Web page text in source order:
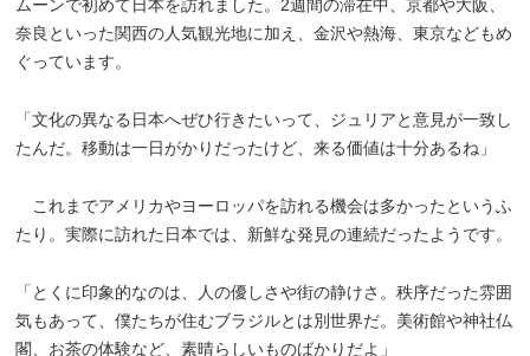
ムーンで初めて日本を訪れました。2週間の滞在中、京都や大阪、
奈良といった関西の人気観光地に加え、金沢や熱海、東京などもめ
ぐっています。
「文化の異なる日本へぜひ行きたいって、ジュリアと意見が一致し
たんだ。移動は一日がかりだったけど、来る価値は十分あるね」
これまでアメリカやヨーロッパを訪れる機会は多かったというふ
たり。実際に訪れた日本では、新鮮な発見の連続だったようです。
「とくに印象的なのは、人の優しさや街の静けさ。秩序だった雰囲
気もあって、僕たちが住むブラジルとは別世界だ。美術館や神社仏
閣、お茶の体験など、素晴らしいものばかりだよ」